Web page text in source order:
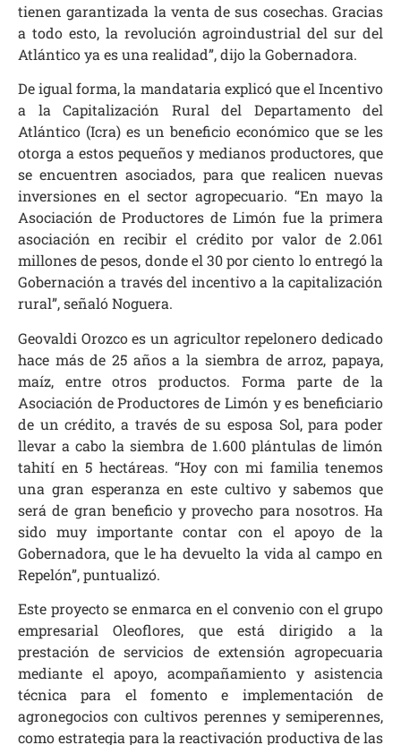
tienen garantizada la venta de sus cosechas. Gracias
a todo esto, la revolución agroindustrial del sur del
Atlántico ya es una realidad”, dijo la Gobernadora.
De igual forma, la mandataria explicó que el Incentivo
a la Capitalización Rural del Departamento del
Atlántico (Icra) es un beneficio económico que se les
otorga a estos pequeños y medianos productores, que
se encuentren asociados, para que realicen nuevas
inversiones en el sector agropecuario. “En mayo la
Asociación de Productores de Limón fue la primera
asociación en recibir el crédito por valor de 2.061
millones de pesos, donde el 30 por ciento lo entregó la
Gobernación a través del incentivo a la capitalización
rural”, señaló Noguera.
Geovaldi Orozco es un agricultor repelonero dedicado
hace más de 25 años a la siembra de arroz, papaya,
maíz, entre otros productos. Forma parte de la
Asociación de Productores de Limón y es beneficiario
de un crédito, a través de su esposa Sol, para poder
llevar a cabo la siembra de 1.600 plántulas de limón
tahití en 5 hectáreas. “Hoy con mi familia tenemos
una gran esperanza en este cultivo y sabemos que
será de gran beneficio y provecho para nosotros. Ha
sido muy importante contar con el apoyo de la
Gobernadora, que le ha devuelto la vida al campo en
Repelón”, puntualizó.
Este proyecto se enmarca en el convenio con el grupo
empresarial Oleoflores, que está dirigido a la
prestación de servicios de extensión agropecuaria
mediante el apoyo, acompañamiento y asistencia
técnica para el fomento e implementación de
agronegocios con cultivos perennes y semiperennes,
como estrategia para la reactivación productiva de las